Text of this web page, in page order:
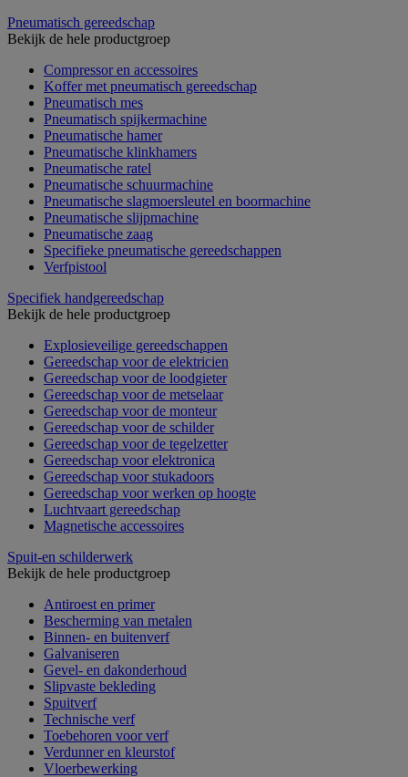
Pneumatisch gereedschap
Bekijk de hele productgroep
Compressor en accessoires
Koffer met pneumatisch gereedschap
Pneumatisch mes
Pneumatisch spijkermachine
Pneumatische hamer
Pneumatische klinkhamers
Pneumatische ratel
Pneumatische schuurmachine
Pneumatische slagmoersleutel en boormachine
Pneumatische slijpmachine
Pneumatische zaag
Specifieke pneumatische gereedschappen
Verfpistool
Specifiek handgereedschap
Bekijk de hele productgroep
Explosieveilige gereedschappen
Gereedschap voor de elektricien
Gereedschap voor de loodgieter
Gereedschap voor de metselaar
Gereedschap voor de monteur
Gereedschap voor de schilder
Gereedschap voor de tegelzetter
Gereedschap voor elektronica
Gereedschap voor stukadoors
Gereedschap voor werken op hoogte
Luchtvaart gereedschap
Magnetische accessoires
Spuit-en schilderwerk
Bekijk de hele productgroep
Antiroest en primer
Bescherming van metalen
Binnen- en buitenverf
Galvaniseren
Gevel- en dakonderhoud
Slipvaste bekleding
Spuitverf
Technische verf
Toebehoren voor verf
Verdunner en kleurstof
Vloerbewerking